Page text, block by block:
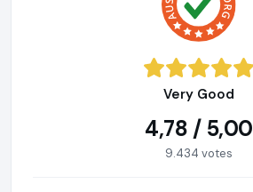
Very Good
4,78 / 5,00
9.434 votes